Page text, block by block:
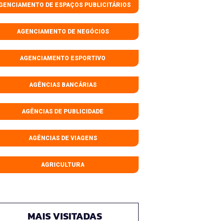
DE ESPAÇOS PUBLICITÁRIOS
AGENCIAMENTO DE NEGÓCIOS
AGENCIAMENTO ESPORTIVO
AGÊNCIAS BANCÁRIAS
AGÊNCIAS DE PUBLICIDADE
AGÊNCIAS DE VIAGENS
AGRICULTURA
MAIS VISITADAS